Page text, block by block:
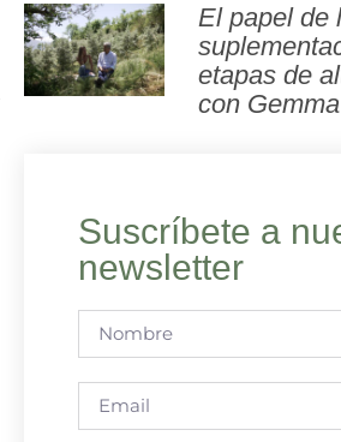
El papel de
etapas de
con
Suscríbete a
newsletter